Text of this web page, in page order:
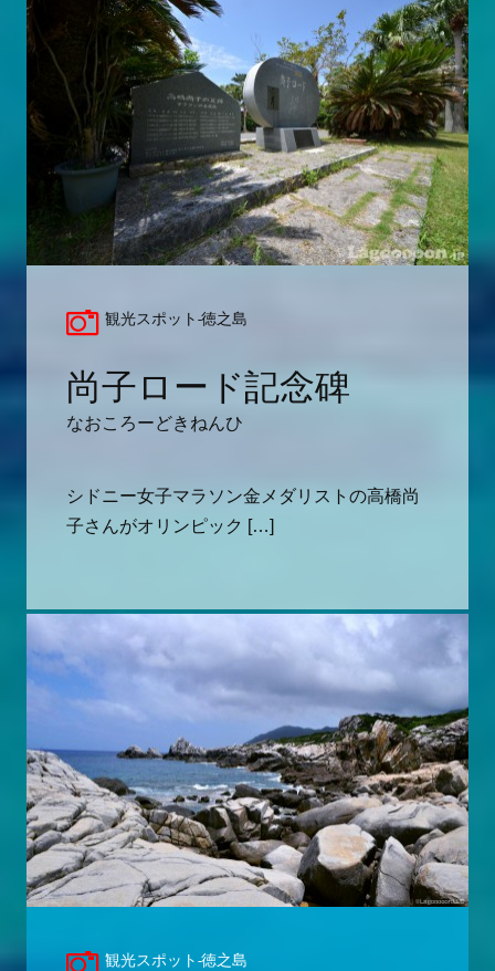
観光スポット-徳之島
尚子ロード記念碑
なおころーどきねんひ
シドニー女子マラソン金メダリストの高橋尚
子さんがオリンピック […]
観光スポット-徳之島